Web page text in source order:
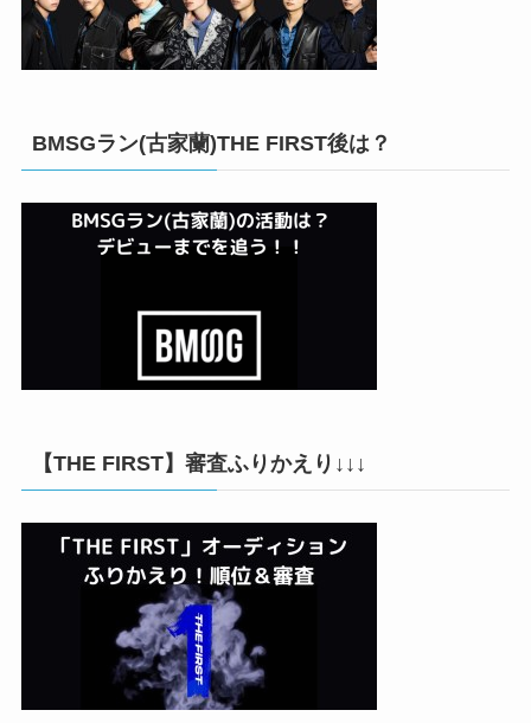
BMSGラン(古家蘭)THE FIRST後は？
【THE FIRST】審査ふりかえり↓↓↓